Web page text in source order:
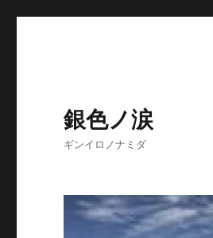
銀色ノ涙
ギンイロノナミダ